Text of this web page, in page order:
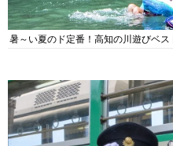
暑～い夏のド定番！高知の川遊びベス